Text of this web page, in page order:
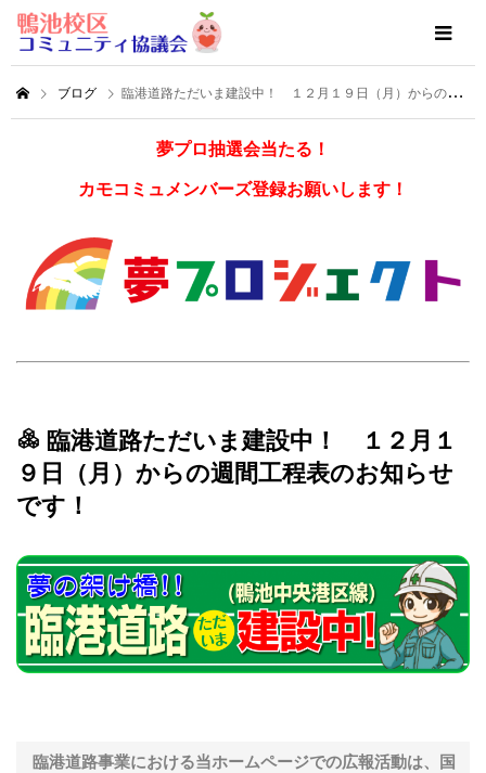
ブログ 臨港道路ただいま建設中！ １２月１９日（月）からの週間工程表のお知らせです！
夢プロ抽選会当たる！
カモコミュメンバーズ登録お願いします！
臨港道路ただいま建設中！ １２月１
９日（月）からの週間工程表のお知らせ
です！
臨港道路事業における当ホームページでの広報活動は、国